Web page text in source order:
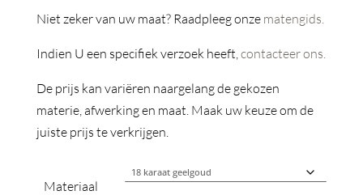
Niet zeker van uw maat? Raadpleeg onze matengids.
Indien U een specifiek verzoek heeft, contacteer ons.
De prijs kan variëren naargelang de gekozen
materie, afwerking en maat. Maak uw keuze om de
juiste prijs te verkrijgen.
Materiaal